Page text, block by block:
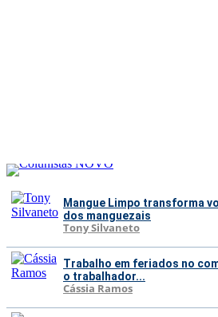
Mangue Limpo transforma
dos manguezais
Tony Silvaneto
Trabalho em feriados no
o trabalhador...
Cássia Ramos